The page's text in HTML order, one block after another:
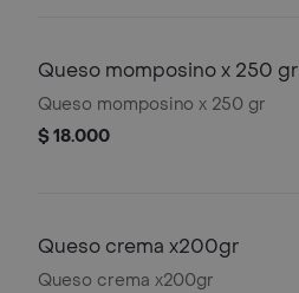
Queso momposino x 250 gr
Queso momposino x 250 gr
$ 18.000
Queso crema x200gr
Queso crema x200gr